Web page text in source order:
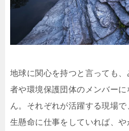
地球に関心を持つと言っても
者や環境保護団体のメンバー
ん。それぞれが活躍する現場
生懸命に仕事をしていれば、